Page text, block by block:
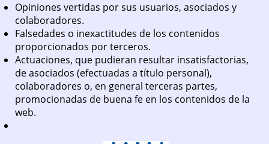
Opiniones vertidas por sus usuarios, asociados y
colaboradores.
Falsedades o inexactitudes de los contenidos
proporcionados por terceros.
Actuaciones, que pudieran resultar insatisfactorias,
de asociados (efectuadas a título personal),
colaboradores o, en general terceras partes,
promocionadas de buena fe en los contenidos de la
web.